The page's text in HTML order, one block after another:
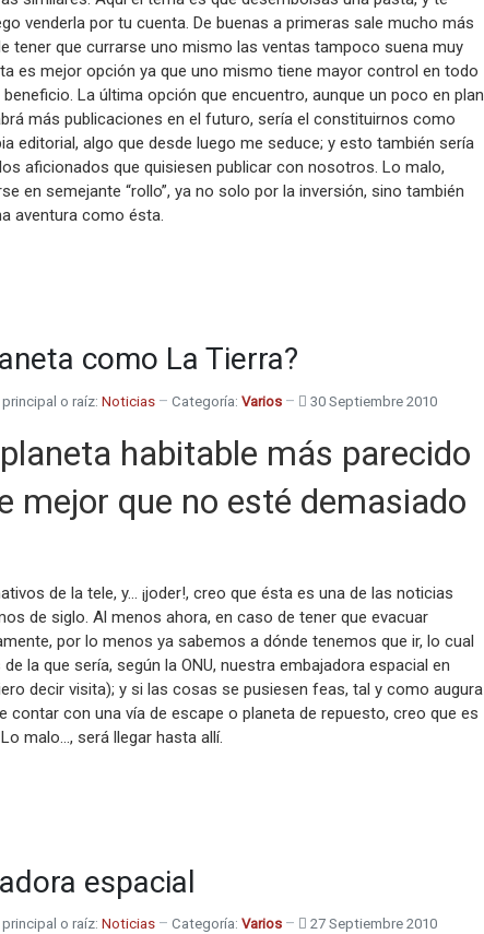
venderla por tu cuenta. De buenas a primeras sale mucho más
tener que currarse uno mismo las ventas tampoco suena muy
es mejor opción ya que uno mismo tiene mayor control en todo
La última opción que encuentro, aunque un poco en plan
más publicaciones en el futuro, sería el constituirnos como
editorial, algo que desde luego me seduce; y esto también sería
aficionados que quisiesen publicar con nosotros. Lo malo,
en semejante “rollo”, ya no solo por la inversión, sino también
aventura como ésta.
como La Tierra?
o raíz: Noticias Categoría: Varios 30 Septiembre 2010
habitable más parecido
mejor que no esté demasiado
de la tele, y… ¡joder!, creo que ésta es una de las noticias
de siglo. Al menos ahora, en caso de tener que evacuar
por lo menos ya sabemos a dónde tenemos que ir, lo cual
la que sería, según la ONU, nuestra embajadora espacial en
decir visita); y si las cosas se pusiesen feas, tal y como augura
contar con una vía de escape o planeta de repuesto, creo que es
malo…, será llegar hasta allí.
espacial
o raíz: Noticias Categoría: Varios 27 Septiembre 2010